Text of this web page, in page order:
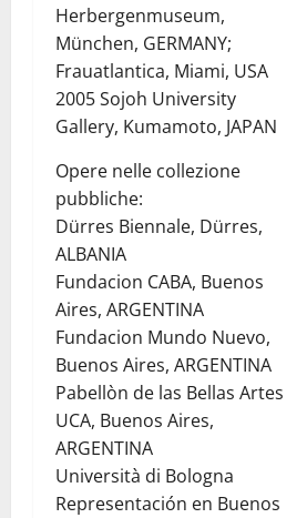
Herbergenmuseum,
München, GERMANY;
Frauatlantica, Miami, USA
2005 Sojoh University
Gallery, Kumamoto, JAPAN
Opere nelle collezione
pubbliche:
Dürres Biennale, Dürres,
ALBANIA
Fundacion CABA, Buenos
Aires, ARGENTINA
Fundacion Mundo Nuevo,
Buenos Aires, ARGENTINA
Pabellòn de las Bellas Artes
UCA, Buenos Aires,
ARGENTINA
Università di Bologna
Representación en Buenos